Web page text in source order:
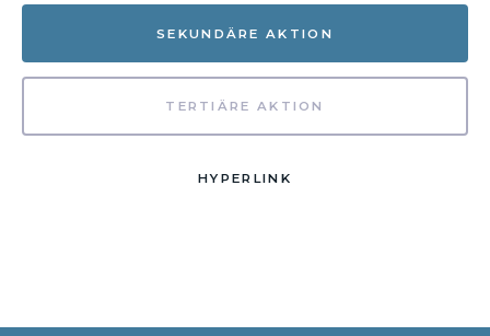
SEKUNDÄRE AKTION
TERTIÄRE AKTION
HYPERLINK